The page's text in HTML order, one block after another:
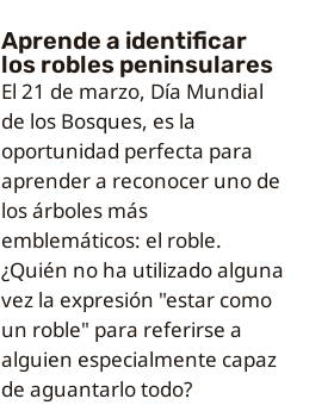
Aprende a identificar
los robles peninsulares
El 21 de marzo, Día Mundial
de los Bosques, es la
oportunidad perfecta para
aprender a reconocer uno de
los árboles más
emblemáticos: el roble.
¿Quién no ha utilizado alguna
vez la expresión "estar como
un roble" para referirse a
alguien especialmente capaz
de aguantarlo todo?